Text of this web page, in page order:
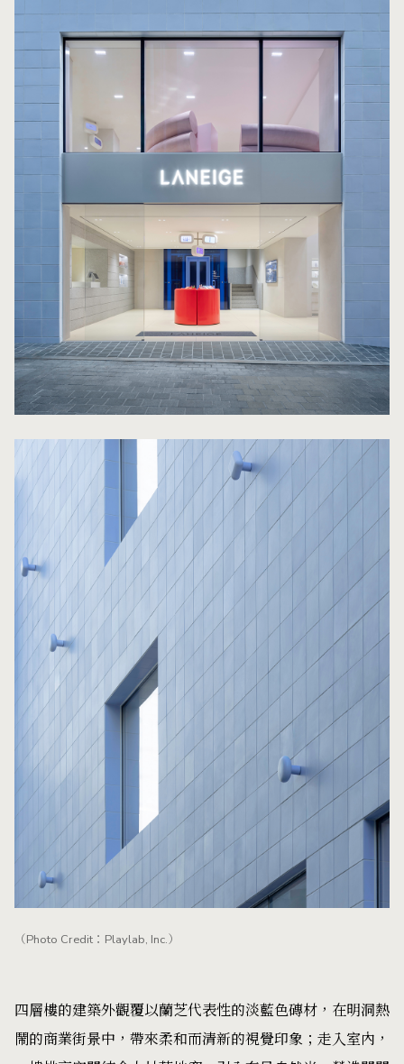
（Photo Credit：Playlab, Inc.）
四層樓的建築外觀覆以蘭芝代表性的淡藍色磚材，在明洞熱
鬧的商業街景中，帶來柔和而清新的視覺印象；走入室內，